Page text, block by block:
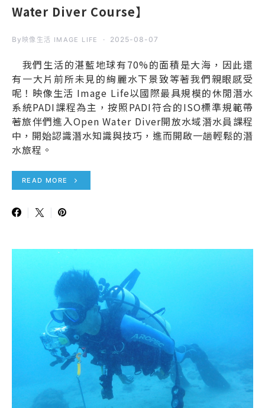
Water Diver Course】
By 映像生活 IMAGE LIFE 2025-08-07
我們生活的湛藍地球有70%的面積是大海，因此還
有一大片前所未見的絢麗水下景致等著我們親眼感受
呢！映像生活 Image Life以國際最具規模的休閒潛水
系統PADI課程為主，按照PADI符合的ISO標準規範帶
著旅伴們進入Open Water Diver開放水域潛水員課程
中，開始認識潛水知識與技巧，進而開啟一趟輕鬆的潛
水旅程。
READ MORE